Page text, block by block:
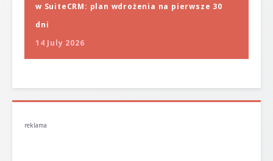
w SuiteCRM: plan wdrożenia na pierwsze 30
dni
14 July 2026
reklama